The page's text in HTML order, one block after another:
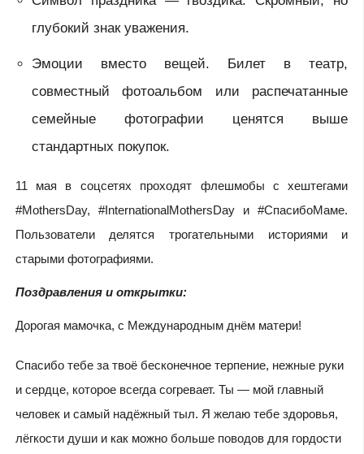
глубокий знак уважения.
Эмоции вместо вещей. Билет в театр,
совместный фотоальбом или распечатанные
семейные фотографии ценятся выше
стандартных покупок.
11 мая в соцсетях проходят флешмобы с хештегами
#MothersDay, #InternationalMothersDay и #СпасибоМаме.
Пользователи делятся трогательными историями и
старыми фотографиями.
Поздравления и открытки:
Дорогая мамочка, с Международным днём матери!
Спасибо тебе за твоё бесконечное терпение, нежные руки
и сердце, которое всегда согревает. Ты — мой главный
человек и самый надёжный тыл. Я желаю тебе здоровья,
лёгкости души и как можно больше поводов для гордости